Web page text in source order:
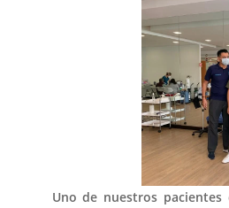
Uno de nuestros